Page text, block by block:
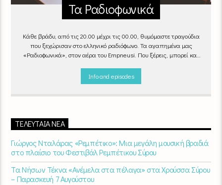
Τα Ραδιοφωνικά
Κάθε βράδυ, από τις 20.00 μέχρι τις 00.00, θυμόμαστε τραγούδια
που ξεχώρισαν στο ελληνικό ραδιόφωνο. Τα αγαπημένα μας
«Ραδιοφωνικά», στον αέρα του Empneusi. Που ξέρεις, μπορεί και
:00 – 00:00στονEmpneusi 107 FM
Info and episodes
ΤΕΛΕΥΤΑΊΑ ΝΈΑ
Γιώργος Νταλάρας «Ρεμπέτικο»: Μια μεγάλη μουσική βραδιά
στο πλαίσιο του Φεστιβάλ Ρεμπέτικου Σύρου
Τα Νήσων Τέκνα «Ανέμελα στα πέλαγα» στα Χρούσσα Σύρου
– Παρασκευή 7 Αυγούστου